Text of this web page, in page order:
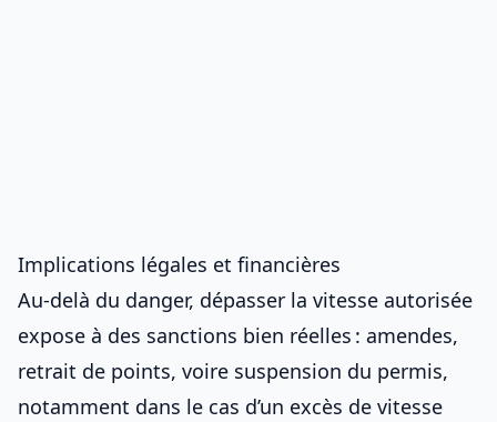
Implications légales et financières
Au-delà du danger, dépasser la vitesse autorisée
expose à des sanctions bien réelles : amendes,
retrait de points, voire suspension du permis,
notamment dans le cas d’un excès de vitesse